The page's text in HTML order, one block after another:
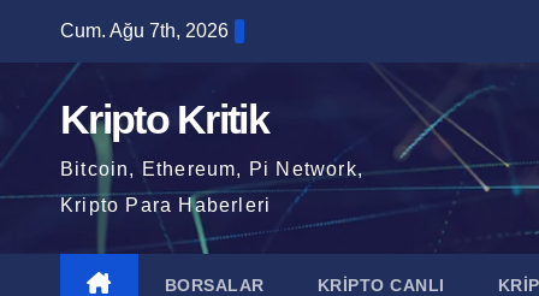
content
Cum. Ağu 7th, 2026
Kripto Kritik
Bitcoin, Ethereum, Pi Network,
Kripto Para Haberleri
BORSALAR KRİPTO CANLI